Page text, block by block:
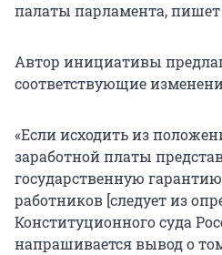
палаты парламента,
Автор инициативы
соответствующие
«Если исходить из
заработной платы
государственную
работников [следует из
Конституционного суда
напрашивается вывод о